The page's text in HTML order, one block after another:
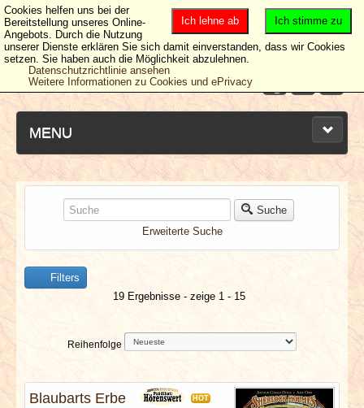
MENU
NEUESTE ARTIKEL
NEWS & DATES
BERICHTE
VERLOSUNGEN
Suche
Erweiterte Suche
Filters
19 Ergebnisse - zeige 1 - 15
Reihenfolge
Blaubarts Erbe HOT
Ich stimme zu
Ich lehne ab
Cookies helfen uns bei der
Bereitstellung unseres Online-
Angebots. Durch die Nutzung
unserer Dienste erklären Sie sich damit einverstanden, dass wir Cookies
setzen. Sie haben auch die Möglichkeit abzulehnen.
Datenschutzrichtlinie ansehen
Weitere Informationen zu Cookies und ePrivacy